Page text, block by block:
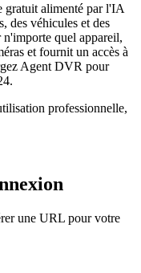
gratuit alimenté par l'IA
des véhicules et des
quel appareil,
et fournit un accès à
Agent DVR pour
professionnelle,
une URL pour votre